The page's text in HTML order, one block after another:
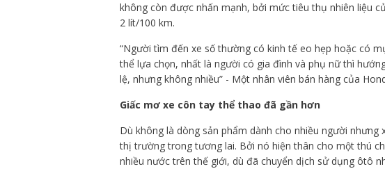
không còn được nhấn mạnh, bởi mức tiêu thụ nhiên liệu
2 lít/100 km.
“Người tìm đến xe số thường có kinh tế eo hẹp hoặc có
thể lựa chọn, nhất là người có gia đình và phụ nữ thì
lệ, nhưng không nhiều” - Một nhân viên bán hàng của
Giấc mơ xe côn tay thể thao đã gần hơn
Dù không là dòng sản phẩm dành cho nhiều người
thị trường trong tương lai. Bởi nó hiện thân cho một thú
nhiều nước trên thế giới, dù đã chuyển dịch sử dụng ôtô